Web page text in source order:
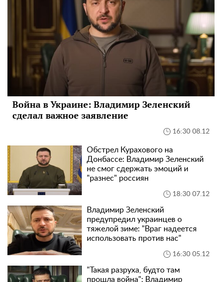
Война в Украине: Владимир Зеленский
сделал важное заявление
16:30 08.12
Обстрел Курахового на
Донбассе: Владимир Зеленский
не смог сдержать эмоций и
"разнес" россиян
18:30 07.12
Владимир Зеленский
предупредил украинцев о
тяжелой зиме: "Враг надеется
использовать против нас"
16:30 05.12
"Такая разруха, будто там
прошла война": Владимир